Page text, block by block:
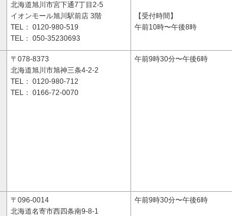
北海道旭川市宮下通7丁目2-5
イオンモール旭川駅前店 3階
TEL： 0120-980-519
TEL： 050-35230693
【受付時間】
午前10時〜午後8時
〒078-8373
北海道旭川市旭神三条4-2-2
TEL： 0120-980-712
TEL： 0166-72-0070
午前9時30分〜午後6時
〒096-0014
北海道名寄市西四条南9-8-1
午前9時30分〜午後6時